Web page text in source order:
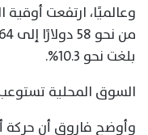
بلغت نحو 10.3%.
السوق المحلية
وأوضح فاروق أن حركة